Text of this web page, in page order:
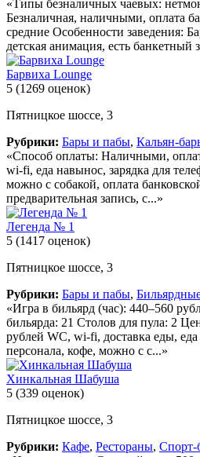
«Типы безналичных чаевых:
Безналичная, наличными, оплата
средние Особенности заведения:
детская анимация, есть банкетный
Барвиха Lounge
5 (1269 оценок)
Пятницкое шоссе, 3
Рубрики: Бары и пабы, Кальян-
«Способ оплаты: Наличными,
wi-fi, еда навынос, зарядка для
можно с собакой, оплата
предварительная запись, с...»
Легенда № 1
5 (1417 оценок)
Пятницкое шоссе, 3
Рубрики: Бары и пабы,
«Игра в бильярд (час): 440–560
бильярда: 21 Столов для пула: 2
рублей WC, wi-fi, доставка еды,
персонала, кофе, можно с с...»
Хинкальная Шабуша
5 (339 оценок)
Пятницкое шоссе, 3
Рубрики: Кафе, Рестораны, Спорт-